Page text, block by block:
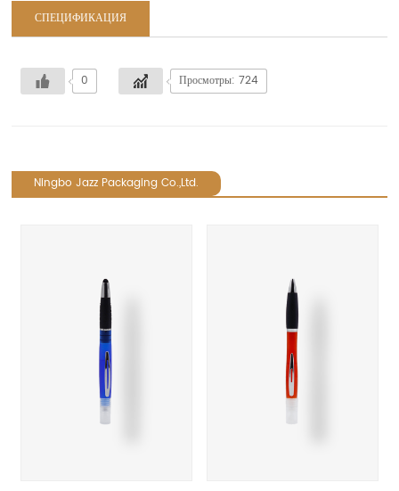
СПЕЦИФИКАЦИЯ
0 Просмотры: 724
Ningbo Jazz Packaging Co.,Ltd.